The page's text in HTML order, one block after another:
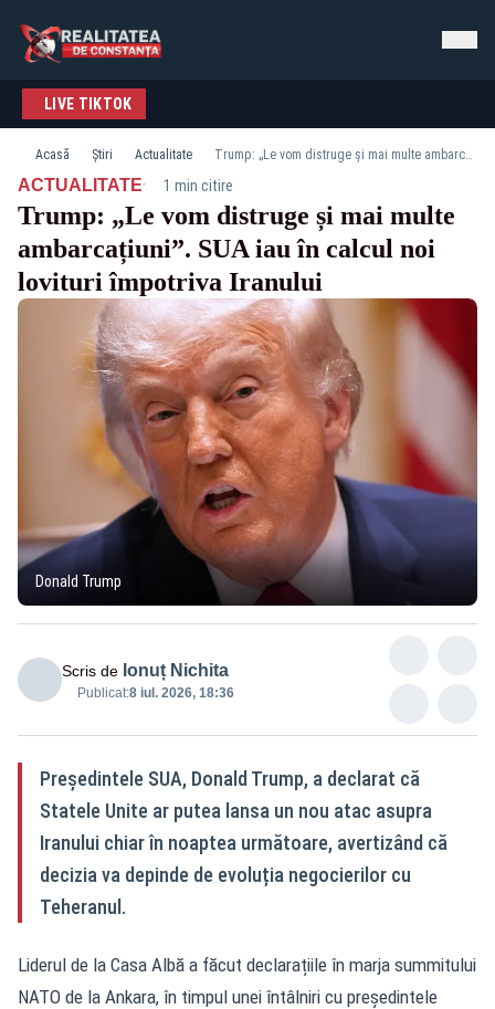
LIVE TIKTOK
Acasă Știri Actualitate Trump: „Le vom distruge și mai multe ambarcațiuni”. SUA iau în calcul noi lovituri împotriva Iranului
ACTUALITATE· 1 min citire
Trump: „Le vom distruge și mai multe
ambarcațiuni”. SUA iau în calcul noi
lovituri împotriva Iranului
Donald Trump
Scris de Ionuț Nichita
Publicat:8 iul. 2026, 18:36
Președintele SUA, Donald Trump, a declarat că
Statele Unite ar putea lansa un nou atac asupra
Iranului chiar în noaptea următoare, avertizând că
decizia va depinde de evoluția negocierilor cu
Teheranul.
Liderul de la Casa Albă a făcut declarațiile în marja summitului
NATO de la Ankara, în timpul unei întâlniri cu președintele